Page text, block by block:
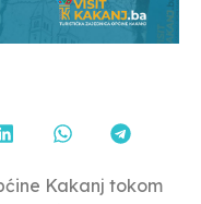
Kakanj tokom